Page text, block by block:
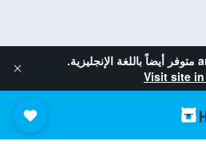
متوفر أيضاً باللغة الإنجليزية.
Visit site